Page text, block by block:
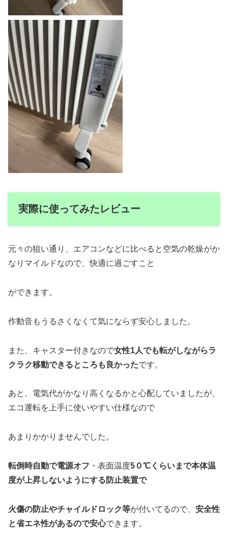
実際に使ってみたレビュー
元々の狙い通り、エアコンなどに比べると空気の乾燥がか
なりマイルドなので、快適に過ごすこと
ができます。
作動音もうるさくなくて気にならず安心しました。
また、キャスター付きなので女性1人でも転がしながらラ
クラク移動できるところも良かったです。
あと、電気代がかなり高くなるかと心配していましたが、
エコ運転を上手に使いやすい仕様なので
あまりかかりませんでした。
転倒時自動で電源オフ ・表面温度5０℃くらいまで本体温
度が上昇しないようにする 防止装置で
火傷の防止やチャイルドロック等が付いてるので、 安全性
と省エネ性があるので安心できます。